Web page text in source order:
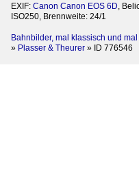
EXIF: Canon Canon EOS 6D ,
ISO250, Brennweite: 24/1
Bahnbilder, mal klassisch und
» Plasser & Theurer » ID 776546